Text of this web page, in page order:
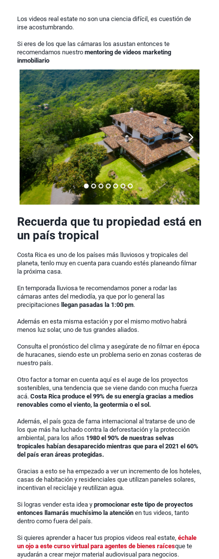
Los videos real estate no son una ciencia difícil, es cuestión de
irse acostumbrando.
Si eres de los que las cámaras los asustan entonces te
recomendamos nuestro mentoring de videos marketing
inmobiliario
Recuerda que tu propiedad está en
un país tropical
Costa Rica es uno de los países más lluviosos y tropicales del
planeta, tenlo muy en cuenta para cuando estés planeando filmar
la próxima casa.
En temporada lluviosa te recomendamos poner a rodar las
cámaras antes del mediodía, ya que por lo general las
precipitaciones
llegan pasadas la 1:00 pm.
Además en esta misma estación y por el mismo motivo habrá
menos luz solar, uno de tus grandes aliados.
Consulta el pronóstico del clima y asegúrate de no filmar en época
de huracanes, siendo este un problema serio en zonas costeras de
nuestro país.
Otro factor a tomar en cuenta aquí es el auge de los proyectos
sostenibles, una tendencia que se viene dando con mucha fuerza
acá. Costa Rica produce el 99% de su energía gracias a medios
renovables como el viento, la geotermia o el sol.
Además, el país goza de fama internacional al tratarse de uno de
los que más ha luchado contra la deforestación y la protección
ambiental, para los años 1980 el 90% de nuestras selvas
tropicales habían desaparecido mientras que para el 2021 el 60%
del país eran áreas protegidas.
Gracias a esto se ha empezado a ver un incremento de los hoteles,
casas de habitación y residenciales que utilizan paneles solares,
incentivan el reciclaje y reutilizan agua.
Si logras vender esta idea y promocionar este tipo de proyectos
entonces llamarás muchísimo la atención en tus videos, tanto
dentro como fuera del país.
Si quieres aprender a hacer tus propios videos real estate, échale
un ojo a este curso virtual para agentes de bienes raícesque te
ayudarán a crear mejor material audiovisual para negocios.